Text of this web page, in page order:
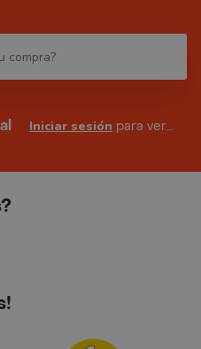
Iniciar sesión para ver tus direcciones